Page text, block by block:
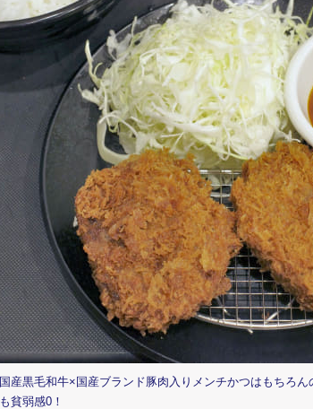
国産黒毛和牛×国産ブランド豚肉入りメンチかつはもちろ
も貧弱感0！